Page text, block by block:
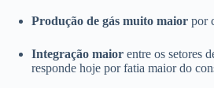
Produção de gás muito maior por
Integração maior entre os setores
responde hoje por fatia maior do